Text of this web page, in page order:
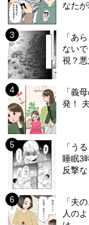
なた
「あ
ない
視？
「義
発！
「う
睡眠3
反撃
「夫
人の